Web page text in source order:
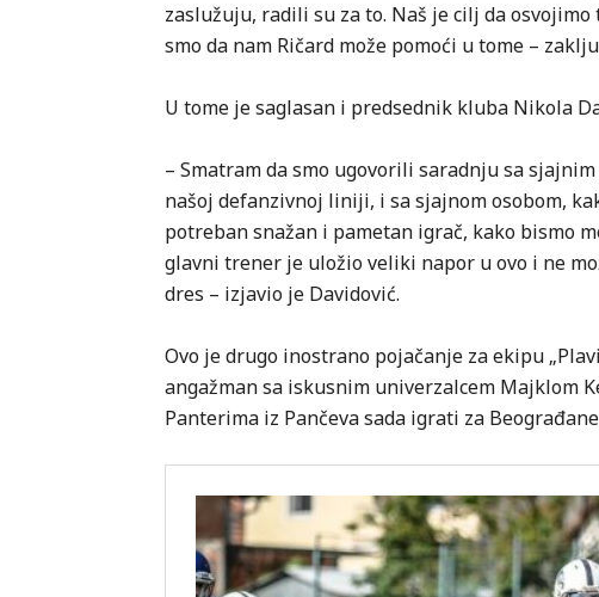
zaslužuju, radili su za to. Naš je cilj da
smo da nam Ričard može pomoći u tome –
U tome je saglasan i predsednik kluba Nikola
– Smatram da smo ugovorili saradnju sa
našoj defanzivnoj liniji, i sa sjajnom osobom,
potreban snažan i pametan igrač, kako bismo
glavni trener je uložio veliki napor u ovo i ne
dres – izjavio je Davidović.
Ovo je drugo inostrano pojačanje za ekipu
angažman sa iskusnim univerzalcem Majklom
Panterima iz Pančeva sada igrati za